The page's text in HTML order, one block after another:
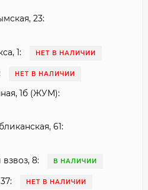
23:
1: НЕТ В НАЛИЧИИ
НЕТ В НАЛИЧИИ
1б (ЖУМ):
61:
8: В НАЛИЧИИ
НЕТ В НАЛИЧИИ